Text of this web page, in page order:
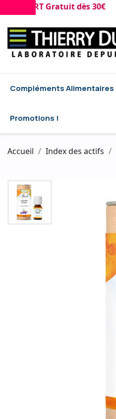
Gratuit dès 30€ arrow_forward
Compléments Alimentaires
Promotions !
Accueil Index des actifs